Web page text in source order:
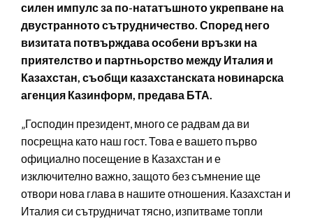
силен импулс за по-нататъшното укрепване на
двустранното сътрудничество. Според него
визитата потвърждава особени връзки на
приятелство и партньорство между Италия и
Казахстан, съобщи казахстанската новинарска
агенция Казинформ, предава БТА.
„Господин президент, много се радвам да ви
посрещна като наш гост. Това е вашето първо
официално посещение в Казахстан и е
изключително важно, защото без съмнение ще
отвори нова глава в нашите отношения. Казахстан и
Италия си сътрудничат тясно, изпитваме топли